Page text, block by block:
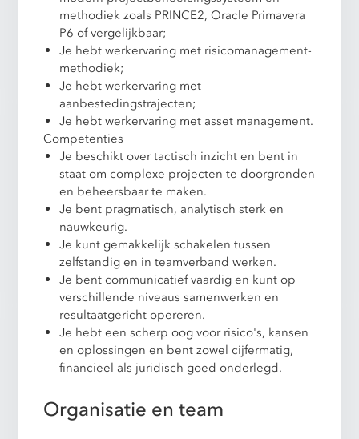
methodiek zoals PRINCE2, Oracle Primavera
P6 of vergelijkbaar;
Je hebt werkervaring met risicomanagement-
methodiek;
Je hebt werkervaring met
aanbestedingstrajecten;
Je hebt werkervaring met asset management.
Competenties
Je beschikt over tactisch inzicht en bent in
staat om complexe projecten te doorgronden
en beheersbaar te maken.
Je bent pragmatisch, analytisch sterk en
nauwkeurig.
Je kunt gemakkelijk schakelen tussen
zelfstandig en in teamverband werken.
Je bent communicatief vaardig en kunt op
verschillende niveaus samenwerken en
resultaatgericht opereren.
Je hebt een scherp oog voor risico's, kansen
en oplossingen en bent zowel cijfermatig,
financieel als juridisch goed onderlegd.
Organisatie en team